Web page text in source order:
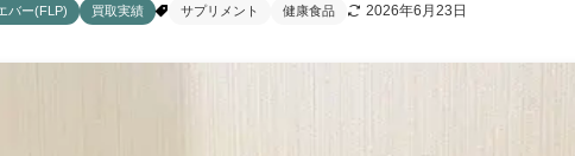
バー(FLP) 買取実績 サプリメント 健康食品 2026年6月23日